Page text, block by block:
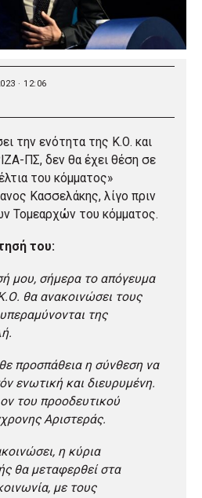
· 12:06
την ενότητα της Κ.Ο. και
ΠΣ, δεν θα έχει θέση σε
του κόμματος»
Κασσελάκης, λίγο πριν
Τομεαρχών του κόμματος.
του:
μου, σήμερα το απόγευμα
θα ανακοινώσει τους
της
προσπάθεια η σύνθεση να
ενωτική και διευρυμένη.
του προοδευτικού
Αριστεράς.
η κύρια
θα μεταφερθεί στα
με τους